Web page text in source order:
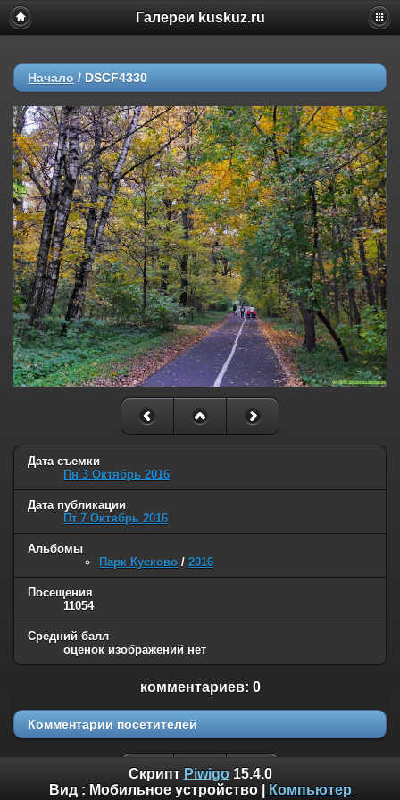
Галереи kuskuz.ru
Начало / DSCF4330
Дата съемки
Пн 3 Октябрь 2016
Дата публикации
Пт 7 Октябрь 2016
Альбомы
Парк Кусково / 2016
Посещения
11054
Средний балл
оценок изображений нет
комментариев: 0
Комментарии посетителей
Скрипт Piwigo15.4.0
Вид : Мобильное устройство| Компьютер